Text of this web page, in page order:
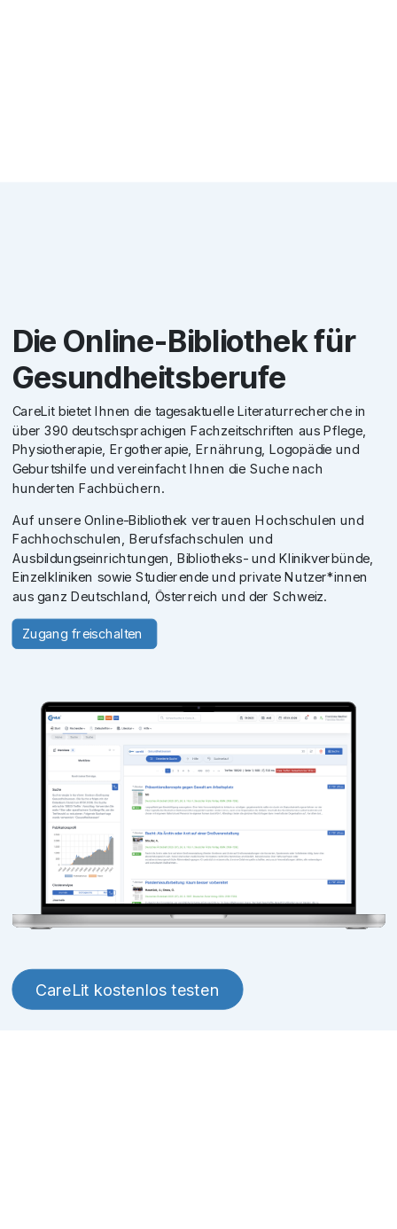
Die Online-Bibliothek für
Gesundheitsberufe
CareLit bietet Ihnen die tagesaktuelle Literaturrecherche in
über 390 deutschsprachigen Fachzeitschriften aus Pflege,
Physiotherapie, Ergotherapie, Ernährung, Logopädie und
Geburtshilfe und vereinfacht Ihnen die Suche nach
hunderten Fachbüchern.
Auf unsere Online-Bibliothek vertrauen Hochschulen und
Fachhochschulen, Berufsfachschulen und
Ausbildungseinrichtungen, Bibliotheks- und Klinikverbünde,
Einzelkliniken sowie Studierende und private Nutzer*innen
aus ganz Deutschland, Österreich und der Schweiz.
Zugang freischalten
CareLit kostenlos testen